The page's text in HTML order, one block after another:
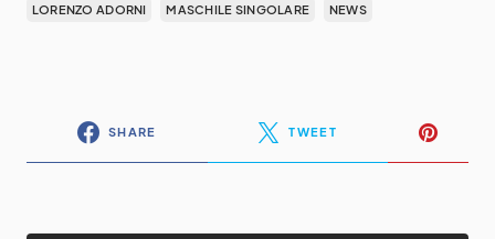
LORENZO ADORNI MASCHILE SINGOLARE NEWS
SHARE TWEET